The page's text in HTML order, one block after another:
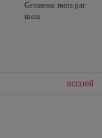
Grossesse mois par
mois
accueil